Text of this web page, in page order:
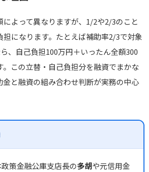
よって異なりますが、1/2や2/3のこと
担になります。たとえば補助率2/3で対象
、自己負担100万円＋いったん全額300
。この立替・自己負担分を融資でまかな
金と融資の組み合わせ判断が実務の中心
策金融公庫支店長の多胡や元信用金